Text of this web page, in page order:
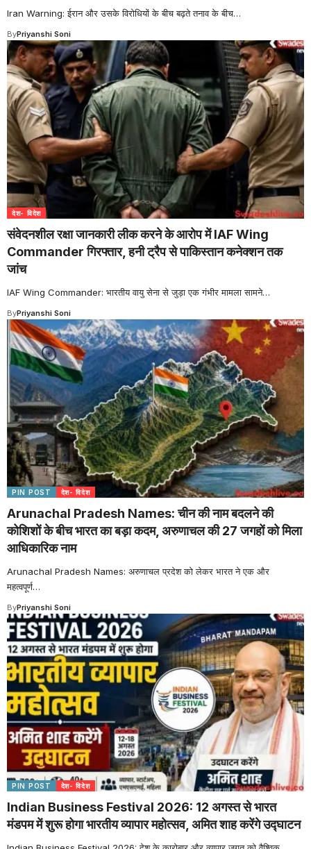
Iran Warning: ईरान और उसके विरोधियों के बीच बढ़ते तनाव के बीच…
ByPriyanshi Soni
देश- विदेश
संवेदनशील रक्षा जानकारी लीक करने के आरोप में IAF Wing
Commander गिरफ्तार, हनी ट्रैप से पाकिस्तान कनेक्शन तक
जांच
IAF Wing Commander: भारतीय वायु सेना से जुड़ा एक गंभीर मामला सामने…
ByPriyanshi Soni
PIN POST देश- विदेश
Arunachal Pradesh Names: चीन की नाम बदलने की
कोशिशों के बीच भारत का बड़ा कदम, अरुणाचल की 27 जगहों को मिला
आधिकारिक नाम
Arunachal Pradesh Names: अरुणाचल प्रदेश को लेकर भारत ने एक और
महत्वपूर्ण…
ByPriyanshi Soni
PIN POST देश- विदेश
Indian Business Festival 2026: 12 अगस्त से भारत
मंडपम में शुरू होगा भारतीय व्यापार महोत्सव, अमित शाह करेंगे उद्घाटन